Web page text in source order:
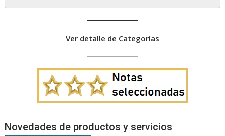
Ver detalle de Categorías
Novedades de productos y servicios